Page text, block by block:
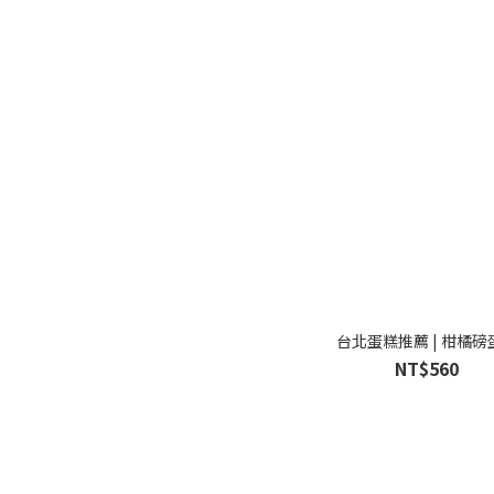
台北蛋糕推薦 | 柑橘磅
NT$560